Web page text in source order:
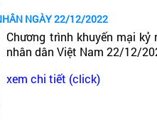
NGÀY 22/12/2022
Chương trình khuyến mại
nhân dân Việt Nam 22/12/
xem chi tiết (click)